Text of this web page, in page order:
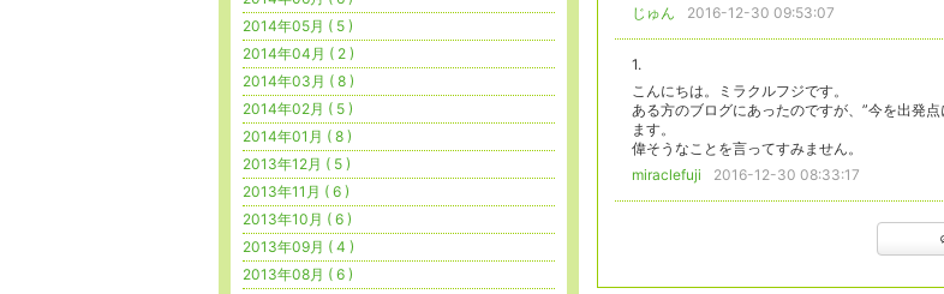
じゅん
2016-12-30 09:53:07
1.
こんにちは。ミラクルフジです。
ある方のブログにあったのですが、”今を出発
ます。
偉そうなことを言ってすみません。
miraclefuji
2016-12-30 08:33:17
2014年05月 ( 5 )
2014年04月 ( 2 )
2014年03月 ( 8 )
2014年02月 ( 5 )
2014年01月 ( 8 )
2013年12月 ( 5 )
2013年11月 ( 6 )
2013年10月 ( 6 )
2013年09月 ( 4 )
2013年08月 ( 6 )